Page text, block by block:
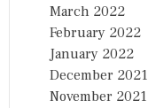
March 2022
February 2022
January 2022
December 2021
November 2021